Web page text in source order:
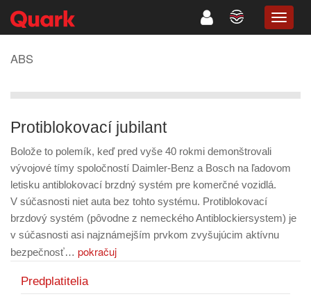
ABS
Protiblokovací jubilant
Bolože to polemík, keď pred vyše 40 rokmi demonštrovali
vývojové tímy spoločností Daimler-Benz a Bosch na ľadovom
letisku antiblokovací brzdný systém pre komerčné vozidlá.
V súčasnosti niet auta bez tohto systému. Protiblokovací
brzdový systém (pôvodne z nemeckého Antiblockiersystem) je
v súčasnosti asi najznámejším prvkom zvyšujúcim aktívnu
bezpečnosť… pokračuj
Predplatitelia